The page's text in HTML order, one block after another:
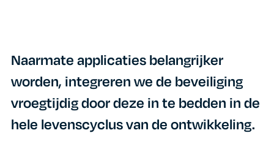
Naarmate applicaties belangrijker
worden, integreren we de beveiliging
vroegtijdig door deze in te bedden in de
hele levenscyclus van de ontwikkeling.